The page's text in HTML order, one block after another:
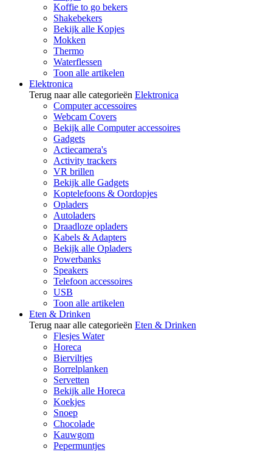
Koffie to go bekers
Shakebekers
Bekijk alle Kopjes
Mokken
Thermo
Waterflessen
Toon alle artikelen
Elektronica
Terug naar alle categorieën Elektronica
Computer accessoires
Webcam Covers
Bekijk alle Computer accessoires
Gadgets
Actiecamera's
Activity trackers
VR brillen
Bekijk alle Gadgets
Koptelefoons & Oordopjes
Opladers
Autoladers
Draadloze opladers
Kabels & Adapters
Bekijk alle Opladers
Powerbanks
Speakers
Telefoon accessoires
USB
Toon alle artikelen
Eten & Drinken
Terug naar alle categorieën Eten & Drinken
Flesjes Water
Horeca
Bierviltjes
Borrelplanken
Servetten
Bekijk alle Horeca
Koekjes
Snoep
Chocolade
Kauwgom
Pepermuntjes